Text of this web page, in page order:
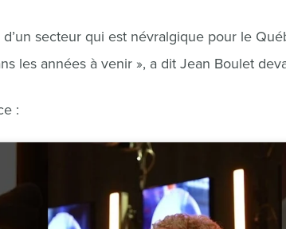
secteur qui est névralgique pour le
les années à venir », a dit Jean Boulet
: